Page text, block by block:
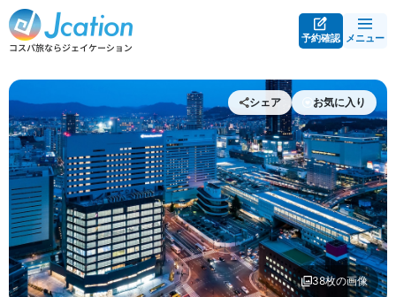
予約確認 メニュー
シェア お気に入り
38枚の画像